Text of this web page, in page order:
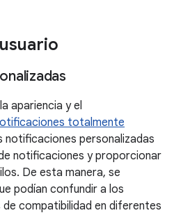
apariencia y el
totalmente
notificaciones personalizadas
notificaciones y proporcionar
De esta manera, se
podían confundir a los
compatibilidad en diferentes